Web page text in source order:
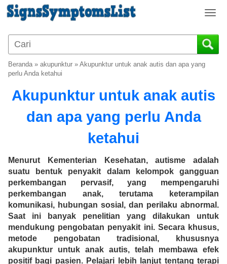
T
g
g
a
v
i
o
n
Beranda» akupunktur » Akupunktur untuk anak autis dan apa yang
perlu Anda ketahui
Akupunktur untuk anak autis
dan apa yang perlu Anda
ketahui
Menurut Kementerian Kesehatan, autisme adalah
suatu bentuk penyakit dalam kelompok gangguan
perkembangan pervasif, yang mempengaruhi
perkembangan anak, terutama keterampilan
komunikasi, hubungan sosial, dan perilaku abnormal.
Saat ini banyak penelitian yang dilakukan untuk
mendukung pengobatan penyakit ini. Secara khusus,
metode pengobatan tradisional, khususnya
akupunktur untuk anak autis, telah membawa efek
positif bagi pasien. Pelajari lebih lanjut tentang terapi